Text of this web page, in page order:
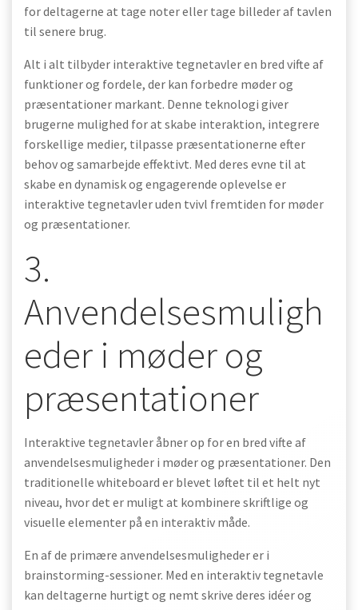
for deltagerne at tage noter eller tage billeder af tavlen
til senere brug.
Alt i alt tilbyder interaktive tegnetavler en bred vifte af
funktioner og fordele, der kan forbedre møder og
præsentationer markant. Denne teknologi giver
brugerne mulighed for at skabe interaktion, integrere
forskellige medier, tilpasse præsentationerne efter
behov og samarbejde effektivt. Med deres evne til at
skabe en dynamisk og engagerende oplevelse er
interaktive tegnetavler uden tvivl fremtiden for møder
og præsentationer.
3.
Anvendelsesmuligh
eder i møder og
præsentationer
Interaktive tegnetavler åbner op for en bred vifte af
anvendelsesmuligheder i møder og præsentationer. Den
traditionelle whiteboard er blevet løftet til et helt nyt
niveau, hvor det er muligt at kombinere skriftlige og
visuelle elementer på en interaktiv måde.
En af de primære anvendelsesmuligheder er i
brainstorming-sessioner. Med en interaktiv tegnetavle
kan deltagerne hurtigt og nemt skrive deres idéer og